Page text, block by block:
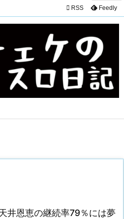
 RSS Feedly
井恩恵の継続率79％には夢